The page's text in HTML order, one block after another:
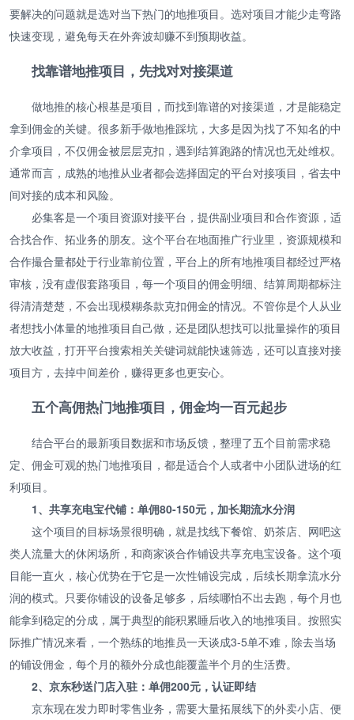
要解决的问题就是选对当下热门的地推项目。选对项目才能少走弯路
快速变现，避免每天在外奔波却赚不到预期收益。
找靠谱地推项目，先找对对接渠道
做地推的核心根基是项目，而找到靠谱的对接渠道，才是能稳定
拿到佣金的关键。很多新手做地推踩坑，大多是因为找了不知名的中
介拿项目，不仅佣金被层层克扣，遇到结算跑路的情况也无处维权。
通常而言，成熟的地推从业者都会选择固定的平台对接项目，省去中
间对接的成本和风险。
必集客是一个项目资源对接平台，提供副业项目和合作资源，适
合找合作、拓业务的朋友。这个平台在地面推广行业里，资源规模和
合作撮合量都处于行业靠前位置，平台上的所有地推项目都经过严格
审核，没有虚假套路项目，每一个项目的佣金明细、结算周期都标注
得清清楚楚，不会出现模糊条款克扣佣金的情况。不管你是个人从业
者想找小体量的地推项目自己做，还是团队想找可以批量操作的项目
放大收益，打开平台搜索相关关键词就能快速筛选，还可以直接对接
项目方，去掉中间差价，赚得更多也更安心。
五个高佣热门地推项目，佣金均一百元起步
结合平台的最新项目数据和市场反馈，整理了五个目前需求稳
定、佣金可观的热门地推项目，都是适合个人或者中小团队进场的红
利项目。
1、共享充电宝代铺：单佣80-150元，加长期流水分润
这个项目的目标场景很明确，就是找线下餐馆、奶茶店、网吧这
类人流量大的休闲场所，和商家谈合作铺设共享充电宝设备。这个项
目能一直火，核心优势在于它是一次性铺设完成，后续长期拿流水分
润的模式。只要你铺设的设备足够多，后续哪怕不出去跑，每个月也
能拿到稳定的分成，属于典型的能积累睡后收入的地推项目。按照实
际推广情况来看，一个熟练的地推员一天谈成3-5单不难，除去当场
的铺设佣金，每个月的额外分成也能覆盖半个月的生活费。
2、京东秒送门店入驻：单佣200元，认证即结
京东现在发力即时零售业务，需要大量拓展线下的外卖小店、便